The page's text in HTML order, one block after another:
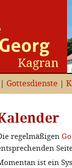
| Gottesdienste |
regelmäßigen
ist ein